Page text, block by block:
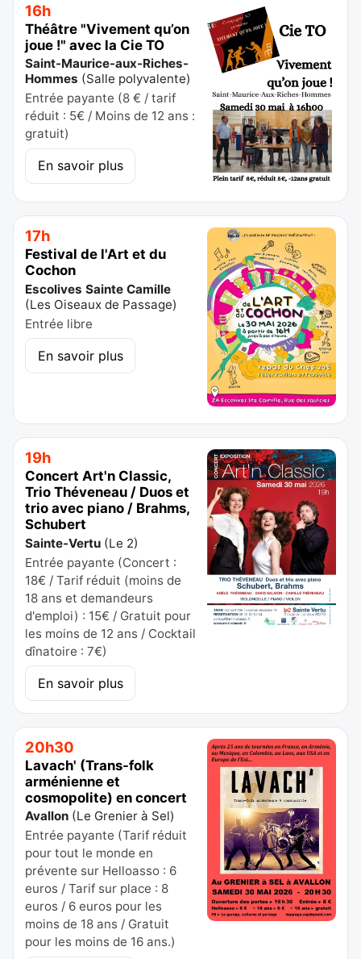
16h
Théâtre "Vivement qu’on
joue !" avec la Cie TO
Saint-Maurice-aux-Riches-
Hommes (Salle polyvalente)
Entrée payante (8 € / tarif
réduit : 5€ / Moins de 12 ans :
gratuit)
En savoir plus
17h
Festival de l'Art et du
Cochon
Escolives Sainte Camille
(Les Oiseaux de Passage)
Entrée libre
En savoir plus
19h
Concert Art'n Classic,
Trio Théveneau / Duos et
trio avec piano / Brahms,
Schubert
Sainte-Vertu (Le 2)
Entrée payante (Concert :
18€ / Tarif réduit (moins de
18 ans et demandeurs
d'emploi) : 15€ / Gratuit pour
les moins de 12 ans / Cocktail
dînatoire : 7€)
En savoir plus
20h30
Lavach' (Trans-folk
arménienne et
cosmopolite) en concert
Avallon (Le Grenier à Sel)
Entrée payante (Tarif réduit
pour tout le monde en
prévente sur Helloasso : 6
euros / Tarif sur place : 8
euros / 6 euros pour les
moins de 18 ans / Gratuit
pour les moins de 16 ans.)